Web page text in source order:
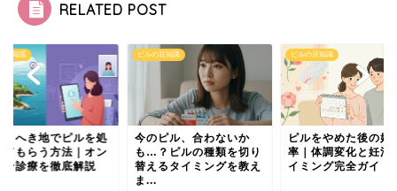
RELATED POST
豆知識
・へき地でピルを処
てもらう方法｜オン
ン診療を徹底解説
ピルの豆知識
今のピル、合わないか
も…？ピルの種類を切り
替えるタイミングを教え
ま...
ピルの豆知識
ピルをやめた後の妊
率｜体調変化と妊活
イミング完全ガイド